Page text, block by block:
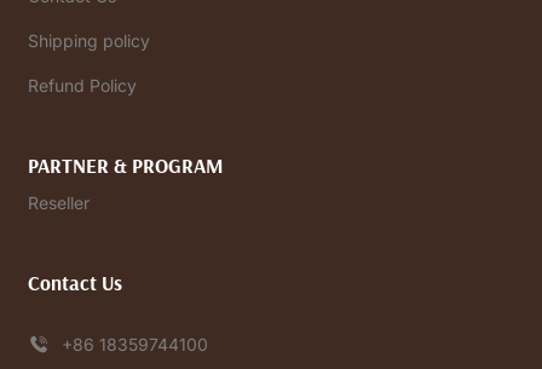
Shipping policy
Refund Policy
PARTNER & PROGRAM
Reseller
Contact Us
+86 18359744100